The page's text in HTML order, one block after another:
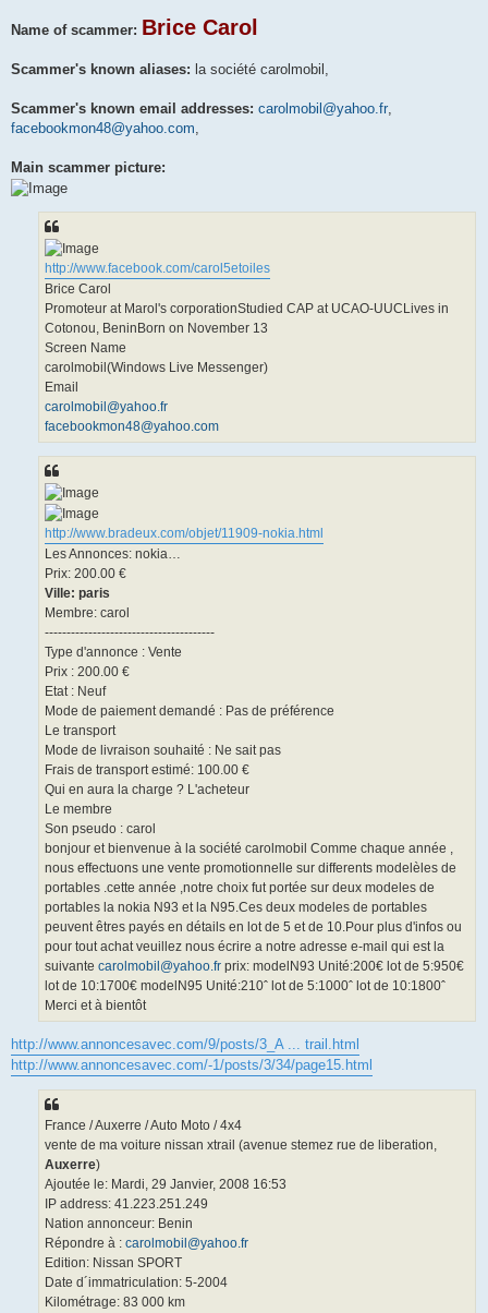
p
t
Name of scammer: Brice Carol
Scammer's known aliases: la société carolmobil,
Scammer's known email addresses: carolmobil@yahoo.fr,
facebookmon48@yahoo.com,
Main scammer picture:
http://www.facebook.com/carol5etoiles
Brice Carol
Promoteur at Marol's corporationStudied CAP at UCAO-UUCLives in
Cotonou, BeninBorn on November 13
Screen Name
carolmobil(Windows Live Messenger)
Email
carolmobil@yahoo.fr
facebookmon48@yahoo.com
http://www.bradeux.com/objet/11909-nokia.html
Les Annonces: nokia…
Prix: 200.00 €
Ville: paris
Membre: carol
---------------------------------------
Type d'annonce : Vente
Prix : 200.00 €
Etat : Neuf
Mode de paiement demandé : Pas de préférence
Le transport
Mode de livraison souhaité : Ne sait pas
Frais de transport estimé: 100.00 €
Qui en aura la charge ? L'acheteur
Le membre
Son pseudo : carol
bonjour et bienvenue à la société carolmobil Comme chaque année ,
nous effectuons une vente promotionnelle sur differents modelèles de
portables .cette année ,notre choix fut portée sur deux modeles de
portables la nokia N93 et la N95.Ces deux modeles de portables
peuvent êtres payés en détails en lot de 5 et de 10.Pour plus d'infos ou
pour tout achat veuillez nous écrire a notre adresse e-mail qui est la
suivante carolmobil@yahoo.fr prix: modelN93 Unité:200€ lot de 5:950€
lot de 10:1700€ modelN95 Unité:210ˆ lot de 5:1000ˆ lot de 10:1800ˆ
Merci et à bientôt
http://www.annoncesavec.com/9/posts/3_A ... trail.html
http://www.annoncesavec.com/-1/posts/3/34/page15.html
France / Auxerre / Auto Moto / 4x4
vente de ma voiture nissan xtrail (avenue stemez rue de liberation,
Auxerre)
Ajoutée le: Mardi, 29 Janvier, 2008 16:53
IP address: 41.223.251.249
Nation annonceur: Benin
Répondre à : carolmobil@yahoo.fr
Edition: Nissan SPORT
Date d´immatriculation: 5-2004
Kilométrage: 83 000 km